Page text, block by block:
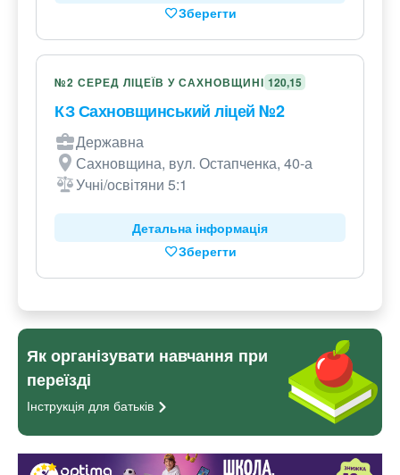
Зберегти
№2 СЕРЕД ЛІЦЕЇВ У САХНОВЩИНІ 120,15
КЗ Сахновщинський ліцей №2
Державна
Сахновщина, вул. Остапченка, 40-а
Учні/освітяни 5:1
Детальна інформація
Зберегти
Як організувати навчання при
переїзді
Інструкція для батьків